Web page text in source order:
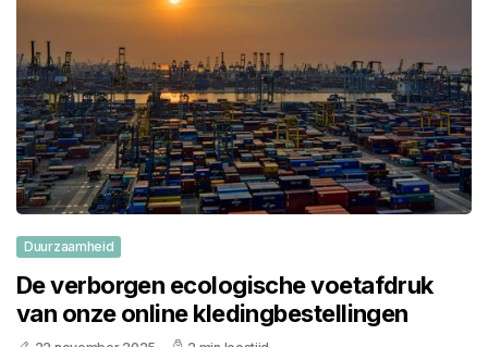
Duurzaamheid
De verborgen ecologische voetafdruk
van onze online kledingbestellingen